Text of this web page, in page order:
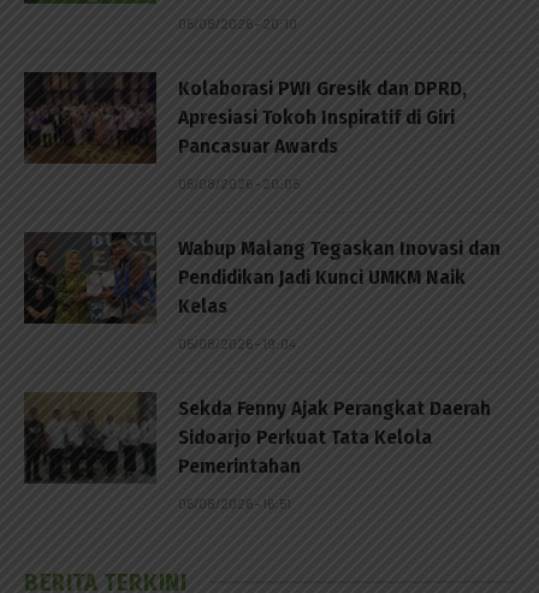
05/08/2026 - 20:10
Kolaborasi PWI Gresik dan DPRD,
Apresiasi Tokoh Inspiratif di Giri
Pancasuar Awards
05/08/2026 - 20:05
Wabup Malang Tegaskan Inovasi dan
Pendidikan Jadi Kunci UMKM Naik
Kelas
05/08/2026 - 19:04
Sekda Fenny Ajak Perangkat Daerah
Sidoarjo Perkuat Tata Kelola
Pemerintahan
05/08/2026 - 16:51
BERITA TERKINI